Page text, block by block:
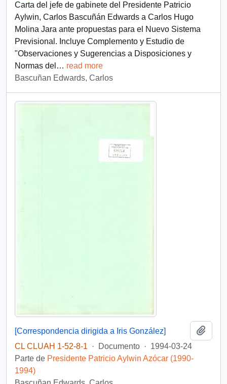
Carta del jefe de gabinete del Presidente Patricio
Aylwin, Carlos Bascuñán Edwards a Carlos Hugo
Molina Jara ante propuestas para el Nuevo Sistema
Previsional. Incluye Complemento y Estudio de
"Observaciones y Sugerencias a Disposiciones y
Normas del … read more
Bascuñan Edwards, Carlos
[Correspondencia dirigida a Iris González]
CL CLUAH 1-52-8-1
· Documento · 1994-03-24
Parte de Presidente Patricio Aylwin Azócar (1990-
1994)